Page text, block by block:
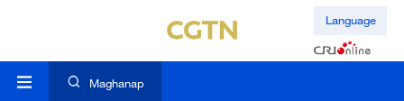
Language
Maghanap